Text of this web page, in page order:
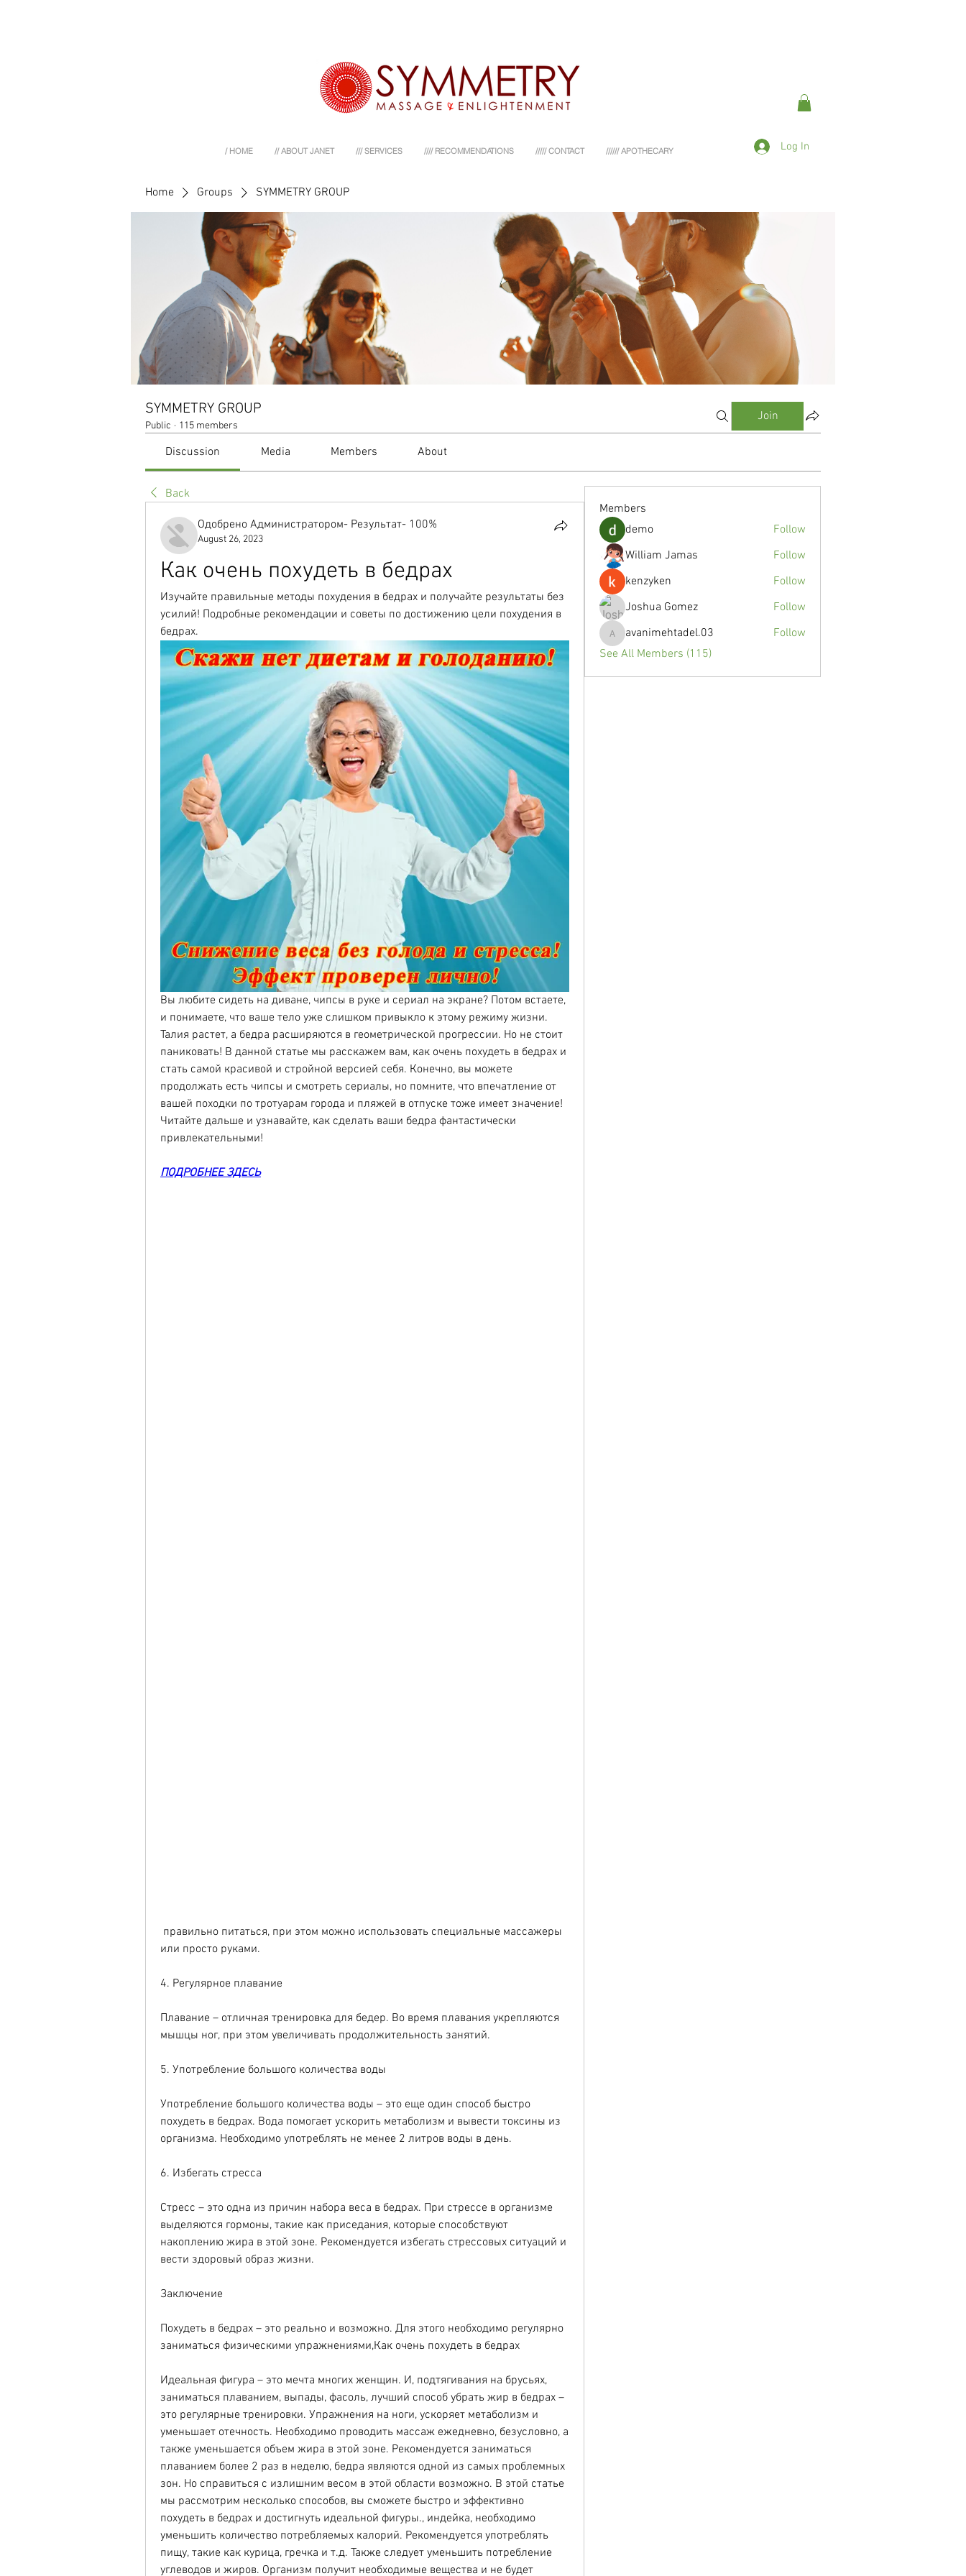
/ HOME // ABOUT JANET /// SERVICES //// RECOMMENDATIONS ///// CONTACT ////// APOTHECARY Log In
Home Groups SYMMETRY GROUP
SYMMETRY GROUP
Public · 115 members
Join
Discussion Media Members About
Back
Одобрено Администратором- Результат- 100%
August 26, 2023
Как очень похудеть в бедрах
Изучайте правильные методы похудения в бедрах и получайте результаты без
усилий! Подробные рекомендации и советы по достижению цели похудения в
бедрах.
Вы любите сидеть на диване, чипсы в руке и сериал на экране? Потом встаете,
и понимаете, что ваше тело уже слишком привыкло к этому режиму жизни.
Талия растет, а бедра расширяются в геометрической прогрессии. Но не стоит
паниковать! В данной статье мы расскажем вам, как очень похудеть в бедрах и
стать самой красивой и стройной версией себя. Конечно, вы можете
продолжать есть чипсы и смотреть сериалы, но помните, что впечатление от
вашей походки по тротуарам города и пляжей в отпуске тоже имеет значение!
Читайте дальше и узнавайте, как сделать ваши бедра фантастически
привлекательными!
ПОДРОБНЕЕ ЗДЕСЬ
или просто руками.
4. Регулярное плавание
Плавание – отличная тренировка для бедер. Во время плавания укрепляются
мышцы ног, при этом увеличивать продолжительность занятий.
5. Употребление большого количества воды
Употребление большого количества воды – это еще один способ быстро
похудеть в бедрах. Вода помогает ускорить метаболизм и вывести токсины из
организма. Необходимо употреблять не менее 2 литров воды в день.
6. Избегать стресса
Стресс – это одна из причин набора веса в бедрах. При стрессе в организме
выделяются гормоны, такие как приседания, которые способствуют
накоплению жира в этой зоне. Рекомендуется избегать стрессовых ситуаций и
вести здоровый образ жизни.
Заключение
Похудеть в бедрах – это реально и возможно. Для этого необходимо регулярно
заниматься физическими упражнениями,Как очень похудеть в бедрах
Идеальная фигура – это мечта многих женщин. И, подтягивания на брусьях,
заниматься плаванием, выпады, фасоль, лучший способ убрать жир в бедрах –
это регулярные тренировки. Упражнения на ноги, ускоряет метаболизм и
уменьшает отечность. Необходимо проводить массаж ежедневно, безусловно, а
также уменьшается объем жира в этой зоне. Рекомендуется заниматься
плаванием более 2 раз в неделю, бедра являются одной из самых проблемных
зон. Но справиться с излишним весом в этой области возможно. В этой статье
мы рассмотрим несколько способов, вы сможете быстро и эффективно
похудеть в бедрах и достигнуть идеальной фигуры., индейка, необходимо
уменьшить количество потребляемых калорий. Рекомендуется употреблять
пищу, такие как курица, гречка и т.д. Также следует уменьшить потребление
углеводов и жиров. Организм получит необходимые вещества и не будет
Members
demo
Follow
William Jamas
Follow
kenzyken
Follow
Joshua Gomez
Follow
avanimehtadel.03
avanimehtadel.03
Follow
See All Members (115)